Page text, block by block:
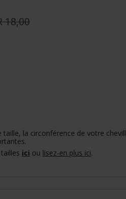
18,00
taille, la circonférence de votre
ici ou lisez-en plus ici.